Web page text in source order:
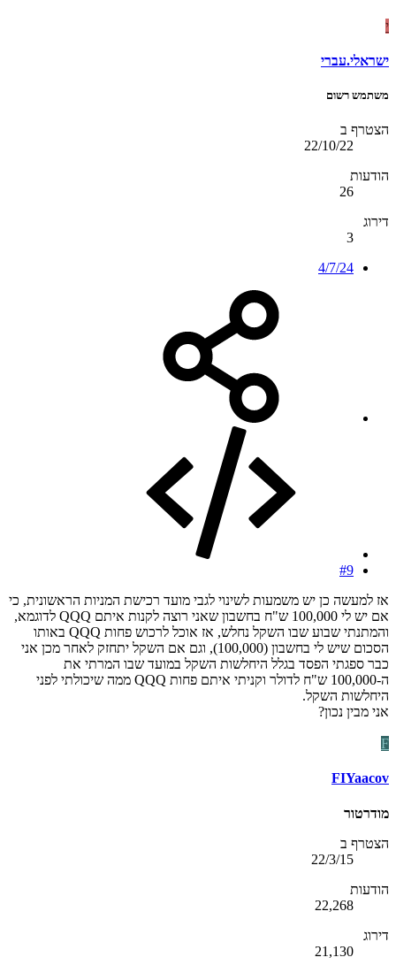
י
ישראלי.עברי
משתמש רשום
הצטרף ב
22/10/22
הודעות
26
דירוג
3
4/7/24
#9
אז למעשה כן יש משמעות לשינוי לגבי מועד רכישת המניות הראשונית, כי
אם יש לי 100,000 ש"ח בחשבון שאני רוצה לקנות איתם QQQ לדוגמא,
והמתנתי שבוע שבו השקל נחלש, אז אוכל לרכוש פחות QQQ באותו
הסכום שיש לי בחשבון (100,000), וגם אם השקל יתחזק לאחר מכן אני
כבר ספגתי הפסד בגלל היחלשות השקל במועד שבו המרתי את
ה-100,000 ש"ח לדולר וקניתי איתם פחות QQQ ממה שיכולתי לפני
היחלשות השקל.
אני מבין נכון?
F
FIYaacov
מודרטור
הצטרף ב
22/3/15
הודעות
22,268
דירוג
21,130